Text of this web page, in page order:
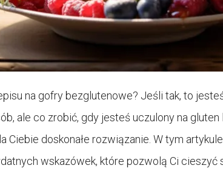
na gofry bezglutenowe? Jeśli tak, to
ale co zrobić, gdy jesteś uczulony na
Ciebie doskonałe rozwiązanie. W tym
wskazówek, które pozwolą Ci cieszyć